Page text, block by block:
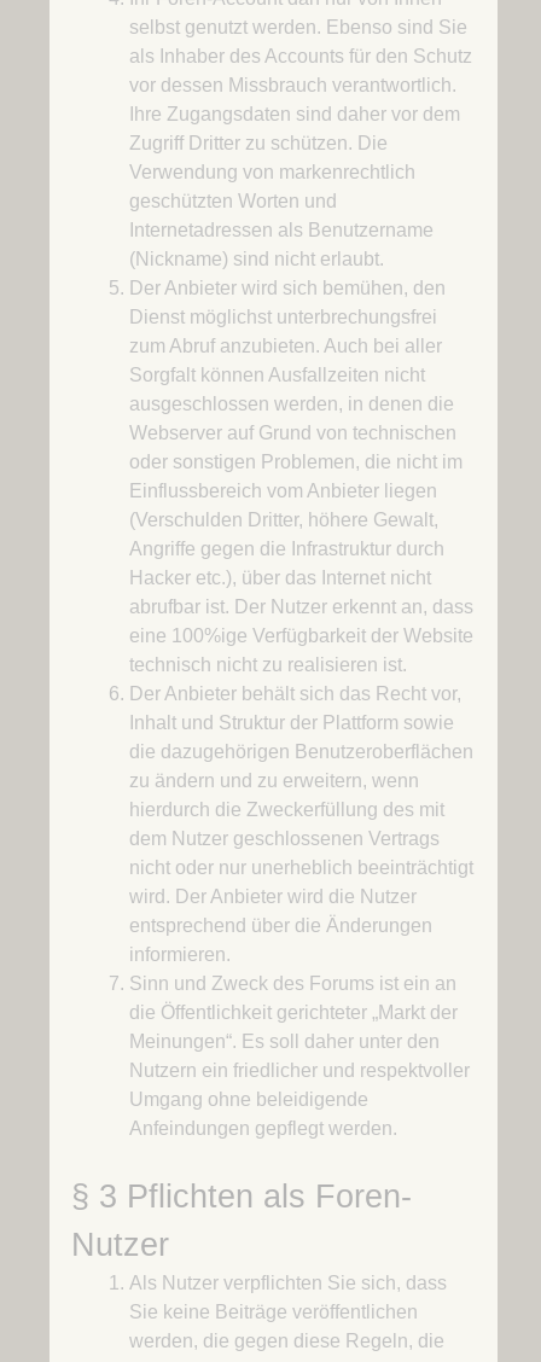
selbst genutzt werden. Ebenso sind Sie
als Inhaber des Accounts für den Schutz
vor dessen Missbrauch verantwortlich.
Ihre Zugangsdaten sind daher vor dem
Zugriff Dritter zu schützen. Die
Verwendung von markenrechtlich
geschützten Worten und
Internetadressen als Benutzername
(Nickname) sind nicht erlaubt.
Der Anbieter wird sich bemühen, den
Dienst möglichst unterbrechungsfrei
zum Abruf anzubieten. Auch bei aller
Sorgfalt können Ausfallzeiten nicht
ausgeschlossen werden, in denen die
Webserver auf Grund von technischen
oder sonstigen Problemen, die nicht im
Einflussbereich vom Anbieter liegen
(Verschulden Dritter, höhere Gewalt,
Angriffe gegen die Infrastruktur durch
Hacker etc.), über das Internet nicht
abrufbar ist. Der Nutzer erkennt an, dass
eine 100%ige Verfügbarkeit der Website
technisch nicht zu realisieren ist.
Der Anbieter behält sich das Recht vor,
Inhalt und Struktur der Plattform sowie
die dazugehörigen Benutzeroberflächen
zu ändern und zu erweitern, wenn
hierdurch die Zweckerfüllung des mit
dem Nutzer geschlossenen Vertrags
nicht oder nur unerheblich beeinträchtigt
wird. Der Anbieter wird die Nutzer
entsprechend über die Änderungen
informieren.
Sinn und Zweck des Forums ist ein an
die Öffentlichkeit gerichteter „Markt der
Meinungen“. Es soll daher unter den
Nutzern ein friedlicher und respektvoller
Umgang ohne beleidigende
Anfeindungen gepflegt werden.
§ 3 Pflichten als Foren-
Nutzer
Als Nutzer verpflichten Sie sich, dass
Sie keine Beiträge veröffentlichen
werden, die gegen diese Regeln, die